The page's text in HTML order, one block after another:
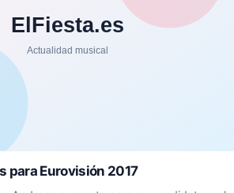
para Eurovisión 2017